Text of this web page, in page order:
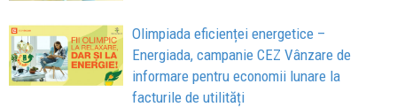
Olimpiada eficienței energetice –
Energiada, campanie CEZ Vânzare de
informare pentru economii lunare la
facturile de utilități